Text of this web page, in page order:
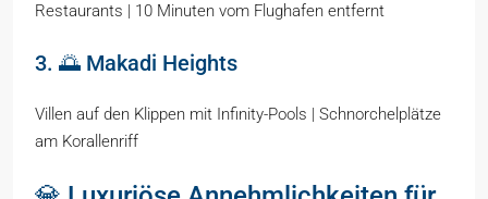
Restaurants | 10 Minuten vom Flughafen entfernt
3. 🌅 Makadi Heights
Villen auf den Klippen mit Infinity-Pools | Schnorchelplätze
am Korallenriff